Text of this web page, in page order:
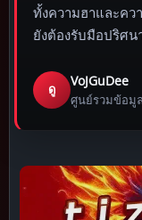
ทั้งความฮาและคว
ยังต้องรับมือปริศ
ดู
VoJGuDee
ศูนย์รวมข้อมู